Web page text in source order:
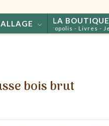
LA BOUTIQUE
- Propolis - Livres - Jeux
bois brut